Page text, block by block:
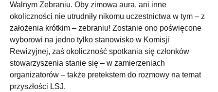
Walnym Zebraniu. Oby zimowa aura, ani inne
okoliczności nie utrudniły nikomu uczestnictwa w tym – z
założenia krótkim – zebraniu! Zostanie ono poświęcone
wyborowi na jedno tylko stanowisko w Komisji
Rewizyjnej, zaś okoliczność spotkania się członków
stowarzyszenia stanie się – w zamierzeniach
organizatorów – także pretekstem do rozmowy na temat
przyszłości LSJ.